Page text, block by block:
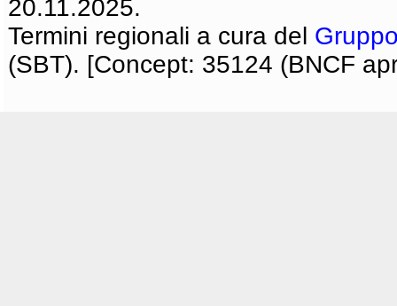
20.11.2025.
Termini regionali a cura del
(SBT). [Concept: 35124 (BNCF